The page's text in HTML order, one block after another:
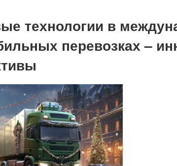
технологии в
перевозках –